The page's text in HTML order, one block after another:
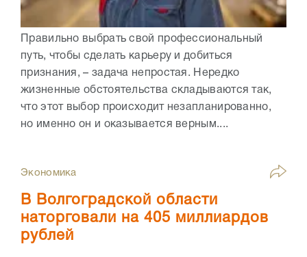
Правильно выбрать свой профессиональный
путь, чтобы сделать карьеру и добиться
признания, – задача непростая. Нередко
жизненные обстоятельства складываются так,
что этот выбор происходит незапланированно,
но именно он и оказывается верным....
Экономика
В Волгоградской области
наторговали на 405 миллиардов
рублей